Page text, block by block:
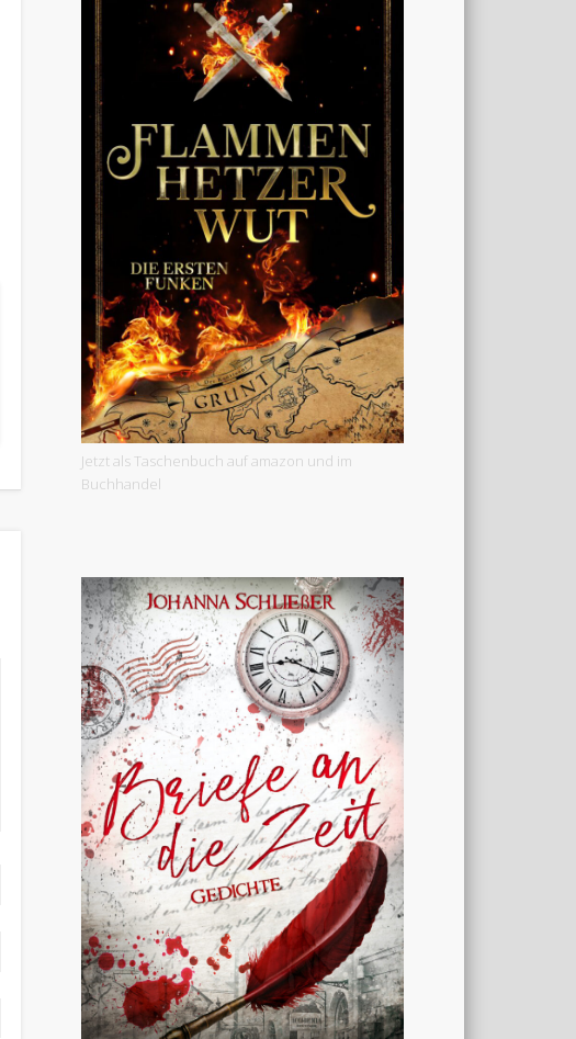
Jetzt als Taschenbuch auf amazon und im
Buchhandel